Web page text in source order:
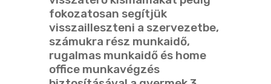
fokozatosan segítjük
visszailleszteni a szervezetbe,
számukra rész munkaidő,
rugalmas munkaidő és home
office munkavégzés